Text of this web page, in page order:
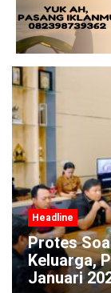
Headline
Protes
Keluarga,
Januari